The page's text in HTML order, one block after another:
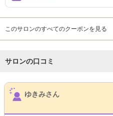
このサロンのすべてのクーポンを見る
サロンの口コミ
サロンPick Up
ゆきみさん